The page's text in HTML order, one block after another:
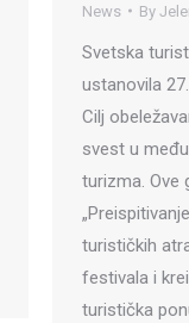
News By
Svetska
ustanovila
Cilj
svest u
turizma. Ove
turističkih
festivala i
turistička